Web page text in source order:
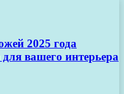
2025 года
вашего интерьера